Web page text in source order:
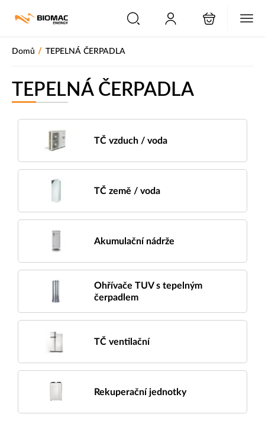
Domů / TEPELNÁ ČERPADLA
TEPELNÁ ČERPADLA
TČ vzduch / voda
TČ země / voda
Akumulační nádrže
Ohřívače TUV s tepelným
čerpadlem
TČ ventilační
Rekuperační jednotky